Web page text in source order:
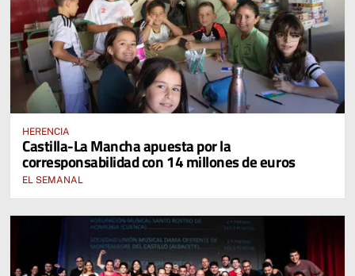
HERENCIA
Castilla-La Mancha apuesta por la
corresponsabilidad con 14 millones de euros
EL SEMANAL